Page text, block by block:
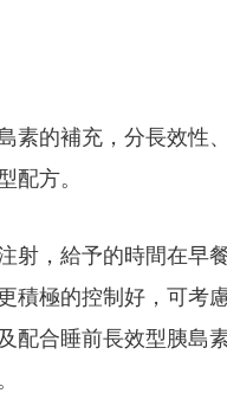
素的補充，分長效性
配方。
射，給予的時間在早
積極的控制好，可考
配合睡前長效型胰島